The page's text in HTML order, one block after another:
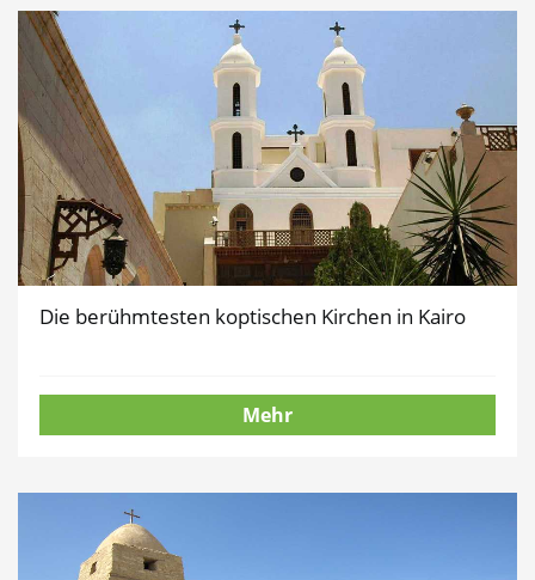
Die berühmtesten koptischen Kirchen in Kairo
Mehr